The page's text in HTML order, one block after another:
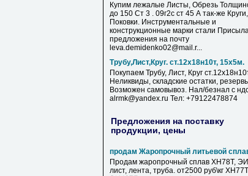
Купим лежалые Листы, Обрезь
до 150 Ст 3 . 09г2с ст 45 А так-же Круги,
Поковки. Инструментальные и
конструкционные марки стали
предложения на почту
leva.demidenko02@mail.r...
Трубу,Лист,Круг. ст.12х18н10т, 15х5м.
Покупаем Трубу, Лист, Круг
Неликвиды, складские остатки,
Возможен самовывоз. Нал/безнал с
alrmk@yandex.ru Тел: +79122478874
Предложения на поставку
продукции, цены
продам Жаропрочный литьевой
Продам жаропрочный сплав ХН78Т,
лист, лента, труба. от2500 руб\кг